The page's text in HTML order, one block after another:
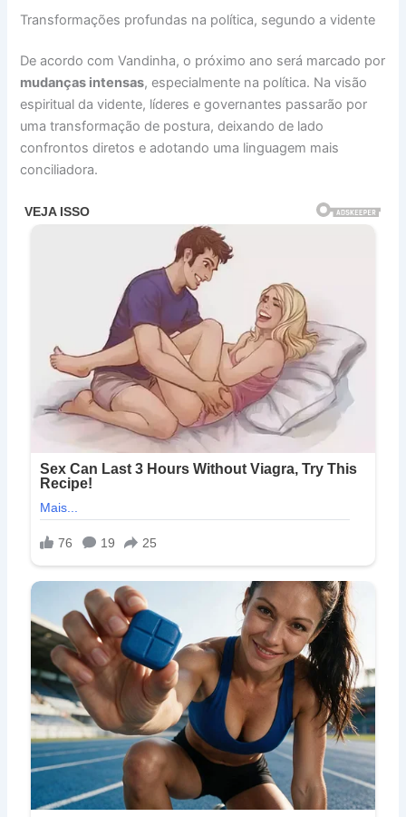
Transformações profundas na política, segundo a vidente
De acordo com Vandinha, o próximo ano será marcado por
mudanças intensas, especialmente na política. Na visão
espiritual da vidente, líderes e governantes passarão por
uma transformação de postura, deixando de lado
confrontos diretos e adotando uma linguagem mais
conciliadora.